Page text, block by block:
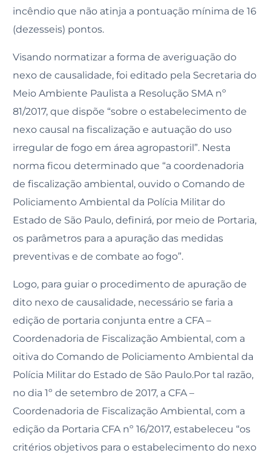
incêndio que não atinja a pontuação mínima de 16
(dezesseis) pontos.
Visando normatizar a forma de averiguação do
nexo de causalidade, foi editado pela Secretaria do
Meio Ambiente Paulista a Resolução SMA nº
81/2017, que dispõe “sobre o estabelecimento de
nexo causal na fiscalização e autuação do uso
irregular de fogo em área agropastoril”. Nesta
norma ficou determinado que “a coordenadoria
de fiscalização ambiental, ouvido o Comando de
Policiamento Ambiental da Polícia Militar do
Estado de São Paulo, definirá, por meio de Portaria,
os parâmetros para a apuração das medidas
preventivas e de combate ao fogo”.
Logo, para guiar o procedimento de apuração de
dito nexo de causalidade, necessário se faria a
edição de portaria conjunta entre a CFA –
Coordenadoria de Fiscalização Ambiental, com a
oitiva do Comando de Policiamento Ambiental da
Polícia Militar do Estado de São Paulo.Por tal razão,
no dia 1º de setembro de 2017, a CFA –
Coordenadoria de Fiscalização Ambiental, com a
edição da Portaria CFA nº 16/2017, estabeleceu “os
critérios objetivos para o estabelecimento do nexo